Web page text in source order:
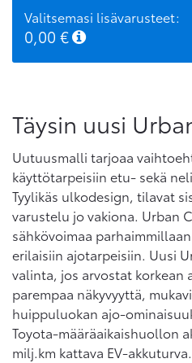
Valitsemasi lisävarusteet:
0,00 €
Täysin uusi
Uutuusmalli tarjoaa
käyttötarpeisiin etu- sekä
Tyylikäs ulkodesign, tilavat
varustelu jo vakiona. Urban
sähkövoimaa
erilaisiin ajotarpeisiin. Uusi
valinta, jos arvostat korkean
parempaa näkyvyyttä,
huippuluokan ajo-
Toyota-määräaikaishuollon
milj.km kattava EV-